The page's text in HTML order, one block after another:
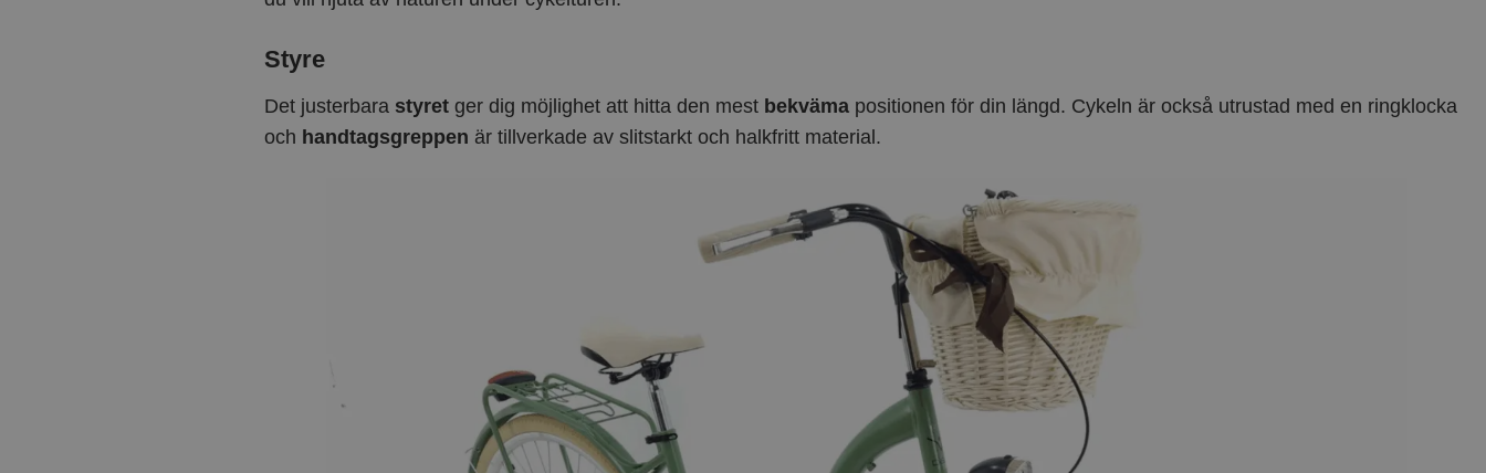
Styre
Det justerbara styret ger dig möjlighet att hitta den mest bekväma positionen för din längd. Cykeln är också utrustad med en ringklocka
och handtagsgreppen är tillverkade av slitstarkt och halkfritt material.